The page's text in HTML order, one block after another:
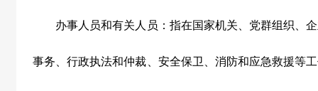
办事人员和有关人员：指在国家机关、党群组织、企
事务、行政执法和仲裁、安全保卫、消防和应急救援等